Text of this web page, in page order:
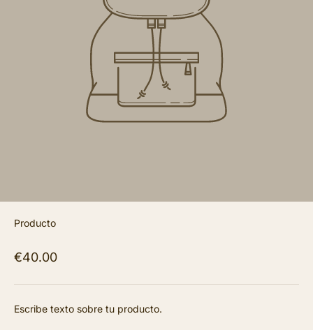
Producto
€40.00
Escribe texto sobre tu producto.